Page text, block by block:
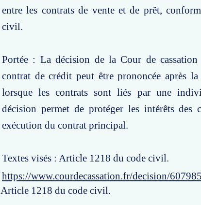
entre les contrats de vente et de prêt,
civil.
Portée : La décision de la Cour de
contrat de crédit peut être prononcée après
lorsque les contrats sont liés par une
décision permet de protéger les intérêts des
exécution du contrat principal.
Textes visés : Article 1218 du code civil.
https://www.courdecassation.fr/decision/
Article 1218 du code civil.